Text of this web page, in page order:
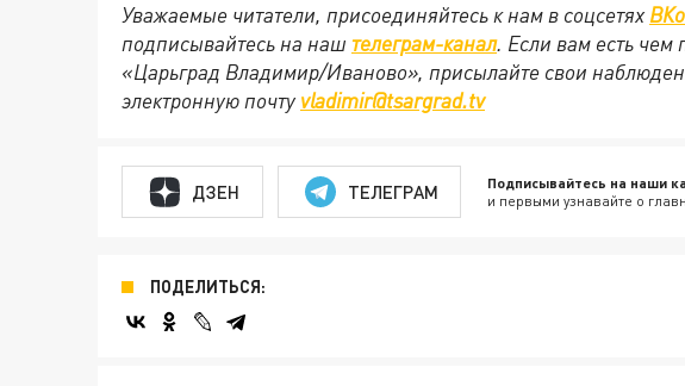
Уважаемые читатели, присоединяйтесь к нам в соцсетях
подписывайтесь на наш телеграм-канал. Если вам есть чем
«Царьград Владимир/Иваново», присылайте свои
электронную почту vladimir@tsargrad.tv
ДЗЕН ТЕЛЕГРАМ Подписывайтесь на наши
и первыми узнавайте о
ПОДЕЛИТЬСЯ: